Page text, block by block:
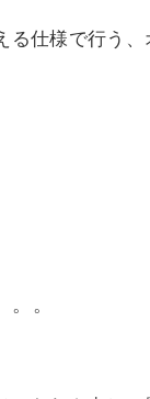
仕様で行う
。